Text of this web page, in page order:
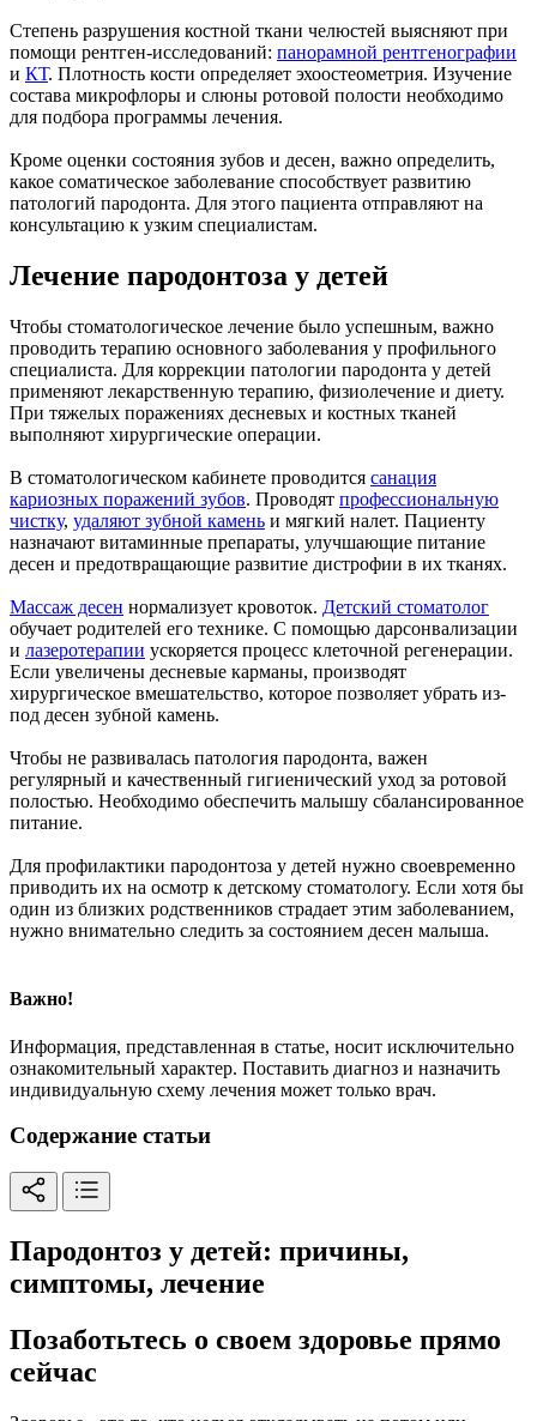
Степень разрушения костной ткани челюстей выясняют при
помощи рентген-исследований: панорамной рентгенографии
и КТ. Плотность кости определяет эхоостеометрия. Изучение
состава микрофлоры и слюны ротовой полости необходимо
для подбора программы лечения.
Кроме оценки состояния зубов и десен, важно определить,
какое соматическое заболевание способствует развитию
патологий пародонта. Для этого пациента отправляют на
консультацию к узким специалистам.
Лечение пародонтоза у детей
Чтобы стоматологическое лечение было успешным, важно
проводить терапию основного заболевания у профильного
специалиста. Для коррекции патологии пародонта у детей
применяют лекарственную терапию, физиолечение и диету.
При тяжелых поражениях десневых и костных тканей
выполняют хирургические операции.
В стоматологическом кабинете проводится санация
кариозных поражений зубов. Проводят профессиональную
чистку, удаляют зубной камень и мягкий налет. Пациенту
назначают витаминные препараты, улучшающие питание
десен и предотвращающие развитие дистрофии в их тканях.
Массаж десен нормализует кровоток. Детский стоматолог
обучает родителей его технике. С помощью дарсонвализации
и лазеротерапии ускоряется процесс клеточной регенерации.
Если увеличены десневые карманы, производят
хирургическое вмешательство, которое позволяет убрать из-
под десен зубной камень.
Чтобы не развивалась патология пародонта, важен
регулярный и качественный гигиенический уход за ротовой
полостью. Необходимо обеспечить малышу сбалансированное
питание.
Для профилактики пародонтоза у детей нужно своевременно
приводить их на осмотр к детскому стоматологу. Если хотя бы
один из близких родственников страдает этим заболеванием,
нужно внимательно следить за состоянием десен малыша.
Важно!
Информация, представленная в статье, носит исключительно
ознакомительный характер. Поставить диагноз и назначить
индивидуальную схему лечения может только врач.
Содержание статьи
Пародонтоз у детей: причины,
симптомы, лечение
Позаботьтесь о своем здоровье прямо
сейчас